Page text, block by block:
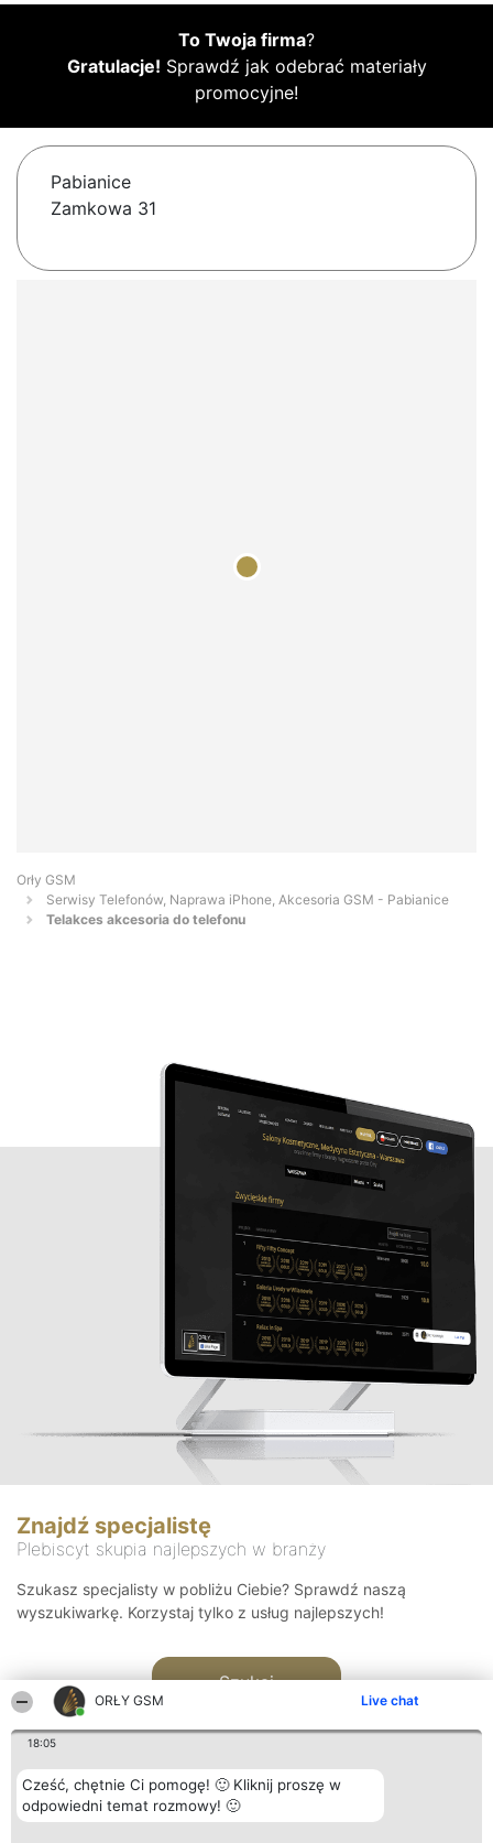
ORŁY GSM Live chat
18:05
Cześć, chętnie Ci pomogę! 🙂 Kliknij proszę w
odpowiedni temat rozmowy! 🙂
To Twoja firma?
Gratulacje! Sprawdź jak odebrać materiały
promocyjne!
Pabianice
Zamkowa 31
Orły GSM
Serwisy Telefonów, Naprawa iPhone, Akcesoria GSM - Pabianice
Telakces akcesoria do telefonu
Znajdź specjalistę
Plebiscyt skupia najlepszych w branży
Szukasz specjalisty w pobliżu Ciebie? Sprawdź naszą
wyszukiwarkę. Korzystaj tylko z usług najlepszych!
Szukaj